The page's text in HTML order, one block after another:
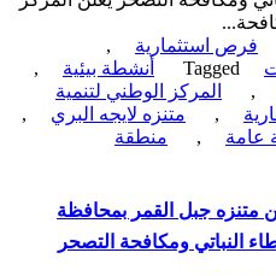
استثمارية
,
أنشطة بيئية
,
المركز الوطني لتنمية
, متنزه لايجه البري
,
,
منطقة
جبل القمر بمحافظة
ومكافحة التصحر